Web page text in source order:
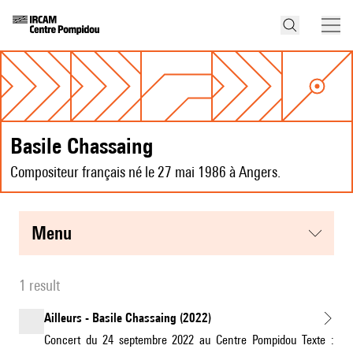
Basile Chassaing
Compositeur français né le 27 mai 1986 à Angers.
menu
1 result
Ailleurs - Basile Chassaing (2022)
Concert du 24 septembre 2022 au Centre Pompidou Texte :